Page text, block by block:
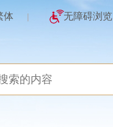
体 | 无障碍浏览